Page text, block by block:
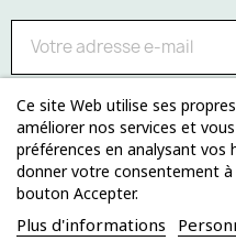
Ce site Web utilise ses
améliorer nos services et
préférences en analysant vos
donner votre consentement
bouton Accepter.
Plus d'informations